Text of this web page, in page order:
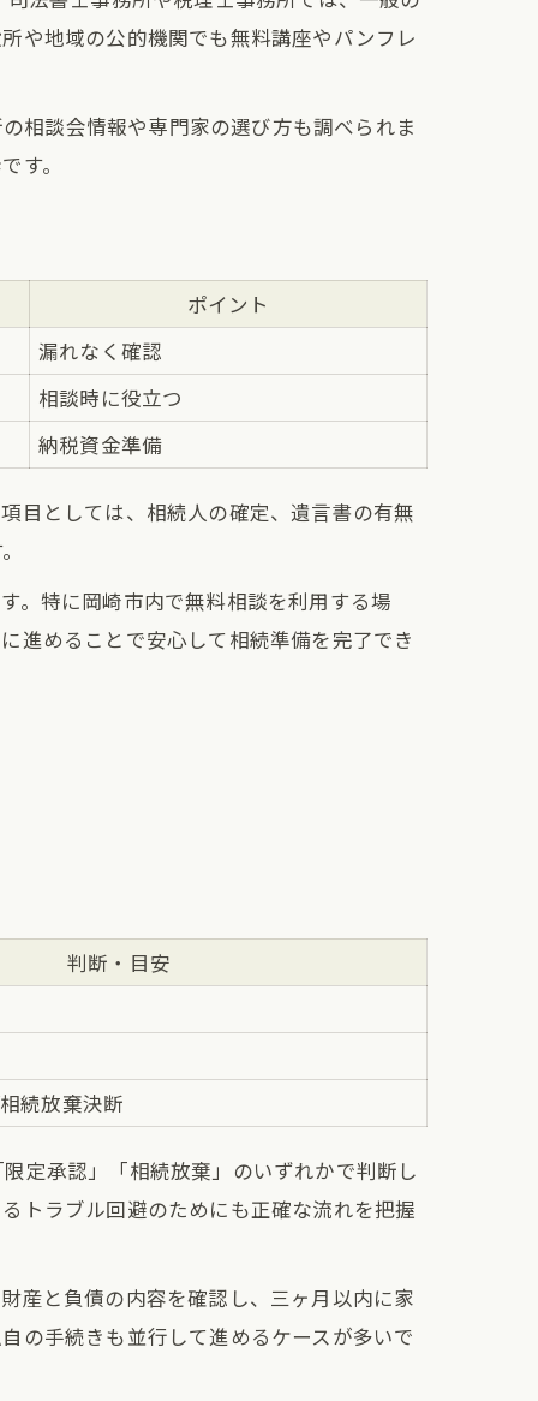
や地域の公的機関でも無料講座やパンフレ
相談会情報や専門家の選び方も調べられま
す。
ポイント
漏れなく確認
相談時に役立つ
納税資金準備
目としては、相続人の確定、遺言書の有無
。特に岡崎市内で無料相談を利用する場
進めることで安心して相続準備を完了でき
判断・目安
続放棄決断
定承認」「相続放棄」のいずれかで判断し
トラブル回避のためにも正確な流れを把握
産と負債の内容を確認し、三ヶ月以内に家
の手続きも並行して進めるケースが多いで